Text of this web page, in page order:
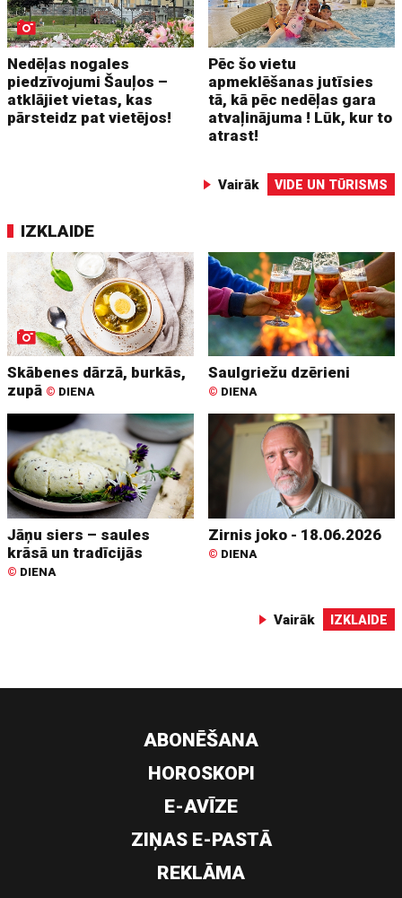
Nedēļas nogales
piedzīvojumi Šauļos –
atklājiet vietas, kas
pārsteidz pat vietējos!
Pēc šo vietu
apmeklēšanas jutīsies
tā, kā pēc nedēļas gara
atvaļinājuma ! Lūk, kur to
atrast!
Vairāk VIDE UN TŪRISMS
IZKLAIDE
Skābenes dārzā, burkās,
zupā © DIENA
Saulgriežu dzērieni
© DIENA
Jāņu siers – saules
krāsā un tradīcijās
© DIENA
Zirnis joko - 18.06.2026
© DIENA
Vairāk IZKLAIDE
ABONĒŠANA
HOROSKOPI
E-AVĪZE
ZIŅAS E-PASTĀ
REKLĀMA